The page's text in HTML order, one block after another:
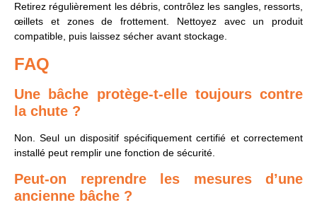
Retirez régulièrement les débris, contrôlez les sangles, ressorts,
œillets et zones de frottement. Nettoyez avec un produit
compatible, puis laissez sécher avant stockage.
FAQ
Une bâche protège-t-elle toujours contre
la chute ?
Non. Seul un dispositif spécifiquement certifié et correctement
installé peut remplir une fonction de sécurité.
Peut-on reprendre les mesures d’une
ancienne bâche ?